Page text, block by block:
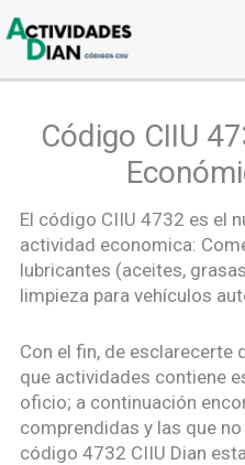
al
contenido
Código CIIU
El código CIIU 4732 es el
actividad economica:
lubricantes (aceites,
limpieza para vehículos
Con el fin, de esclarecerte
que actividades contiene
oficio; a continuación
comprendidas y las que
código 4732 CIIU Dian